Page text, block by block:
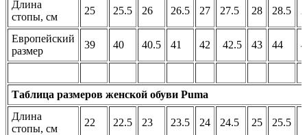
Длина
стопы, см
25 25.5 26 26.5 27 27.5 28 28.5
Европейский
размер
39 40 40.5 41 42 42.5 43 44
Таблица размеров женской обуви Puma
Длина
стопы, см
22 22.5 23 23.5 24 24.5 25 25.5